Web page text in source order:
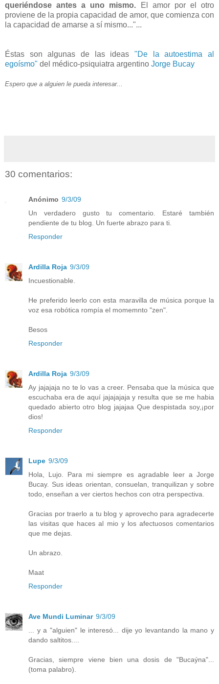
queriéndose antes a uno mismo. El amor por el otro
proviene de la propia capacidad de amor, que comienza con
la capacidad de amarse a sí mismo..."...
Éstas son algunas de las ideas "De la autoestima al
egoísmo" del médico-psiquiatra argentino Jorge Bucay
Espero que a alguien le pueda interesar...
30 comentarios:
Anónimo 9/3/09
Un verdadero gusto tu comentario. Estaré también
pendiente de tu blog. Un fuerte abrazo para ti.
Responder
Ardilla Roja 9/3/09
Incuestionable.
He preferido leerlo con esta maravilla de música porque la
voz esa robótica rompía el momemnto "zen".
Besos
Responder
Ardilla Roja 9/3/09
Ay jajajaja no te lo vas a creer. Pensaba que la música que
escuchaba era de aquí jajajajaja y resulta que se me habia
quedado abierto otro blog jajajaa Que despistada soy,¡por
dios!
Responder
Lupe 9/3/09
Hola, Lujo. Para mi siempre es agradable leer a Jorge
Bucay. Sus ideas orientan, consuelan, tranquilizan y sobre
todo, enseñan a ver ciertos hechos con otra perspectiva.
Gracias por traerlo a tu blog y aprovecho para agradecerte
las visitas que haces al mio y los afectuosos comentarios
que me dejas.
Un abrazo.
Maat
Responder
Ave Mundi Luminar 9/3/09
... y a "alguien" le interesó... dije yo levantando la mano y
dando saltitos....
Gracias, siempre viene bien una dosis de "Bucaýna"...
(toma palabro).